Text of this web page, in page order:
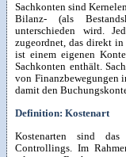
Sachkonten sind
Bilanz- (als
unterschieden wird.
zugeordnet, das direkt
ist einem eigenen
Sachkonten enthält.
von Finanzbewegungen
damit den
Definition: Kostenart
Kostenarten sind
Controllings. Im